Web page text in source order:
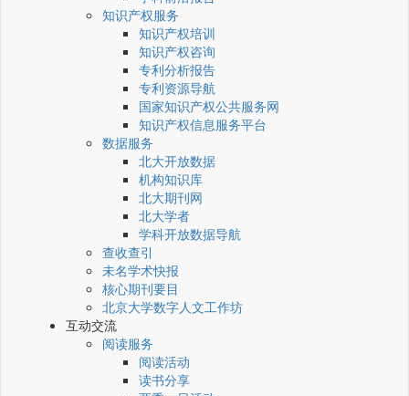
知识产权服务
知识产权培训
知识产权咨询
专利分析报告
专利资源导航
国家知识产权公共服务网
知识产权信息服务平台
数据服务
北大开放数据
机构知识库
北大期刊网
北大学者
学科开放数据导航
查收查引
未名学术快报
核心期刊要目
北京大学数字人文工作坊
互动交流
阅读服务
阅读活动
读书分享